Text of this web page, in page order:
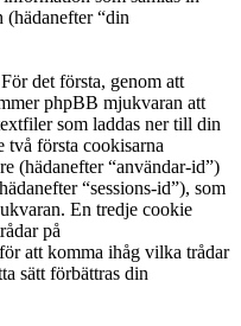
(hädanefter “din
det första, genom att
phpBB mjukvaran att
som laddas ner till din
två första cookisarna
(hädanefter “användar-id”)
“sessions-id”), som
En tredje cookie
på
att komma ihåg vilka trådar
sätt förbättras din